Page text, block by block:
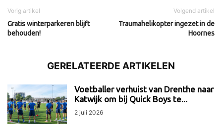
Vorig artikel
Gratis winterparkeren blijft
behouden!
Volgend artikel
Traumahelikopter ingezet in de
Hoornes
GERELATEERDE ARTIKELEN
Voetballer verhuist van Drenthe naar
Katwijk om bij Quick Boys te...
2 juli 2026